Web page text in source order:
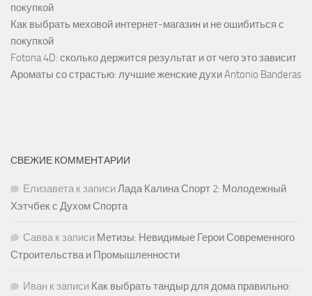
покупкой
Как выбрать меховой интернет-магазин и не ошибиться с
покупкой
Fotona 4D: сколько держится результат и от чего это зависит
Ароматы со страстью: лучшие женские духи Antonio Banderas
СВЕЖИЕ КОММЕНТАРИИ
Елизаветак записиЛада Калина Спорт 2: Молодежный
Хэтчбек с Духом Спорта
Саввак записи Метизы: Невидимые Герои Современного
Строительства и Промышленности
Иван к записи Как выбрать тандыр для дома правильно: